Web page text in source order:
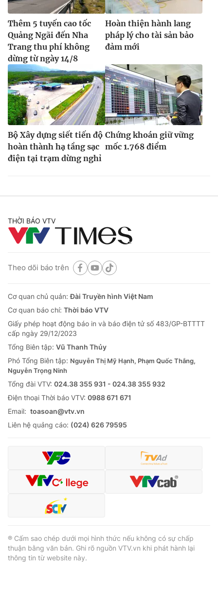
Thêm 5 tuyến cao tốc
Quảng Ngãi đến Nha
Trang thu phí không
dừng từ ngày 14/8
Hoàn thiện hành lang
pháp lý cho tài sản bảo
đảm mới
Bộ Xây dựng siết tiến độ
hoàn thành hạ tầng sạc
điện tại trạm dừng nghỉ
Chứng khoán giữ vững
mốc 1.768 điểm
THỜI BÁO VTV
Theo dõi báo trên
Cơ quan chủ quản:Đài Truyền hình Việt Nam
Cơ quan báo chí: Thời báo VTV
Giấy phép hoạt động báo in và báo điện tử số 483/GP-BTTTT
cấp ngày 29/12/2023
Tổng Biên tập: Vũ Thanh Thủy
Phó Tổng Biên tập: Nguyễn Thị Mỹ Hạnh, Phạm Quốc Thắng,
Nguyễn Trọng Ninh
Tổng đài VTV: 024.38 355 931 - 024.38 355 932
Ðiện thoại Thời báo VTV: 0988 671 671
Email: toasoan@vtv.vn
Liên hệ quảng cáo: (024) 626 79595
® Cấm sao chép dưới mọi hình thức nếu không có sự chấp
thuận bằng văn bản. Ghi rõ nguồn VTV.vn khi phát hành lại
thông tin từ website này.